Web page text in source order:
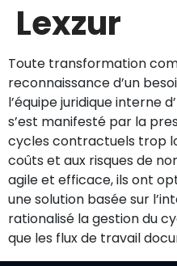
Lexzur
Toute transformation
reconnaissance d’un
l’équipe juridique interne
s’est manifesté par la
cycles contractuels trop
coûts et aux risques de
agile et efficace, ils ont
une solution basée sur
rationalisé la gestion du
que les flux de travail